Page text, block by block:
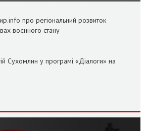
про регіональний розвиток
воєнного стану
Сухомлин у програмі «Діалоги» на